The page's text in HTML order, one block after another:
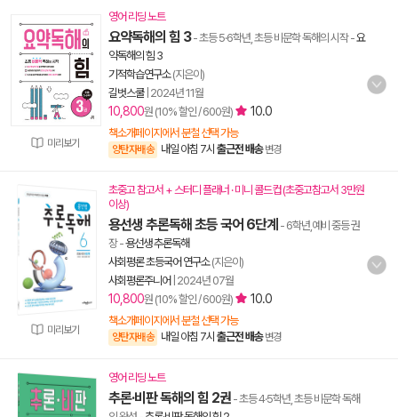
미리보기
영어 리딩 노트
요약독해의 힘 3- 초등 5·6학년, 초등 비문학 독해의 시작-요
약독해의 힘 3
기적학습연구소(지은이)
길벗스쿨| 2024년 11월
10,800원 (10% 할인 / 600원) 10.0
책소개페이지에서 분철 선택 가능
양탄자배송 내일 아침 7시 출근전 배송 변경
미리보기
초중고 참고서 + 스터디 플래너 · 미니 콜드컵 (초중고참고서 3만원
이상)
용선생 추론독해 초등 국어 6단계 - 6학년,예비 중등 권
장-용선생 추론독해
사회평론 초등국어 연구소(지은이)
사회평론주니어 2024년 07월
10,800원 (10% 할인 / 600원) 10.0
책소개페이지에서 분철 선택 가능
양탄자배송 내일 아침 7시 출근전 배송 변경
영어 리딩 노트
추론·비판 독해의 힘 2권 - 초등 4·5학년, 초등 비문학 독해